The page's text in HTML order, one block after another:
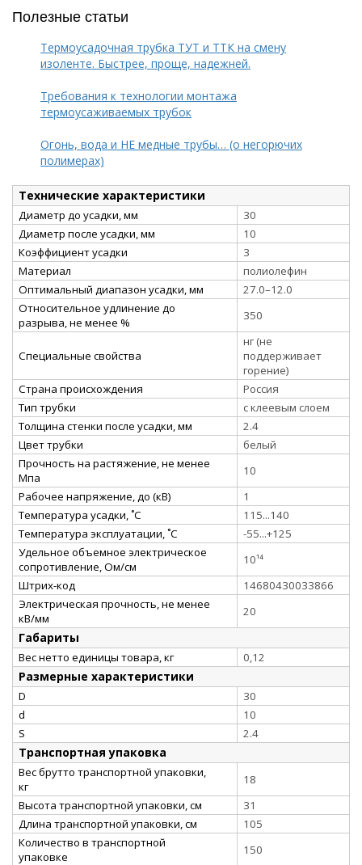
Полезные статьи
Термоусадочная трубка ТУТ и ТТК на смену
изоленте. Быстрее, проще, надежней.
Требования к технологии монтажа
термоусаживаемых трубок
Огонь, вода и НЕ медные трубы… (о негорючих
полимерах)
Технические характеристики
Диаметр до усадки, мм
30
Диаметр после усадки, мм
10
Коэффициент усадки
3
Материал
полиолефин
Оптимальный диапазон усадки, мм
27.0–12.0
Относительное удлинение до
разрыва, не менее %
350
Специальные свойства
нг (не
поддерживает
горение)
Страна происхождения
Россия
Тип трубки
с клеевым слоем
Толщина стенки после усадки, мм
2.4
Цвет трубки
белый
Прочность на растяжение, не менее
Мпа
10
Рабочее напряжение, до (кВ)
1
Температура усадки, ˚С
115...140
Температура эксплуатации, ˚С
-55...+125
Удельное объемное электрическое
сопротивление, Ом/см
10¹⁴
Штрих-код
14680430033866
Электрическая прочность, не менее
кВ/мм
20
Габариты
Вес нетто единицы товара, кг 0,12
Размерные характеристики
D
30
d
10
S
2.4
Транспортная упаковка
Вес брутто транспортной упаковки,
кг
18
Высота транспортной упаковки, см
31
Длина транспортной упаковки, см
105
Количество в транспортной
упаковке
150